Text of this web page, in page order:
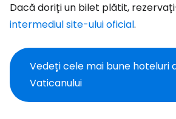
Dacă doriți un bilet plătit,
intermediul site-ului oficial.
Vedeți cele mai bune hoteluri
Vaticanului